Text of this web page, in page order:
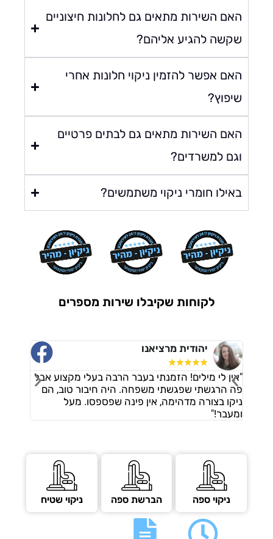
השירות מתאים גם לחלונות חיצוניים
להגיע אליהם?
אפשר להזמין ניקוי חלונות אחרי
השירות מתאים גם לבתים פרטיים
למשרדים?
חומרי ניקוי משתמשים?
לקוחות שקיבלו שירות מספרים
יהודית מרציאנו
☆
☆
☆
☆
☆
לי מילים! הזמנתי בעבר הרבה בעלי מקצוע אבל
הרגשתי שפגשתי משפחה. היה חיבור טוב, הם
בצורה מדהימה, אין פינה שפספסו. מעל
"אני מאוד
הבקשות שלי,
נוספים בלי
ניקוי ספה הברשת ספה ניקוי שטיח